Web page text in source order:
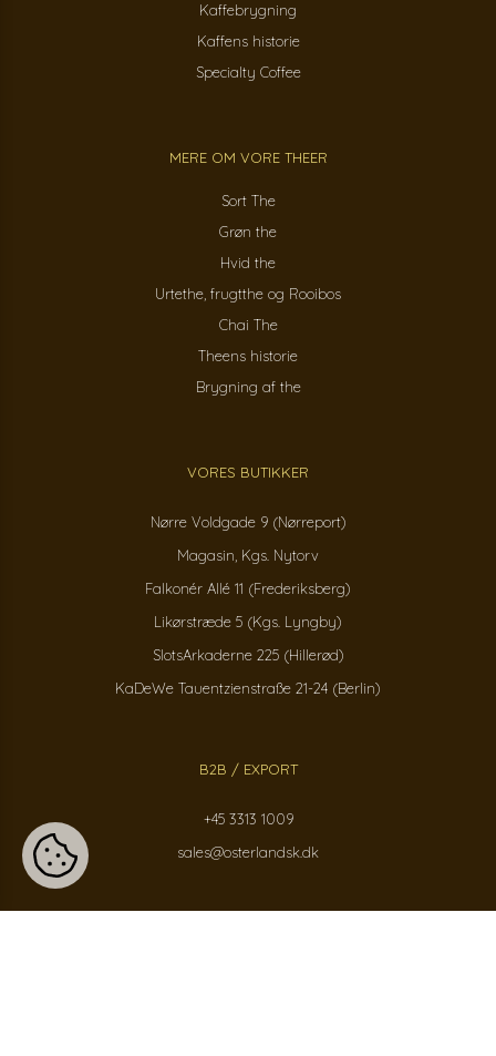
Kaffebrygning
Kaffens historie
Specialty Coffee
MERE OM VORE THEER
Sort The
Grøn the
Hvid the
Urtethe, frugtthe og Rooibos
Chai The
Theens historie
Brygning af the
VORES BUTIKKER
Nørre Voldgade 9 (Nørreport)
Magasin, Kgs. Nytorv
Falkonér Allé 11 (Frederiksberg)
Likørstræde 5 (Kgs. Lyngby)
SlotsArkaderne 225 (Hillerød)
KaDeWe Tauentzienstraße 21-24 (Berlin)
B2B / EXPORT
+45 3313 1009
sales@osterlandsk.dk